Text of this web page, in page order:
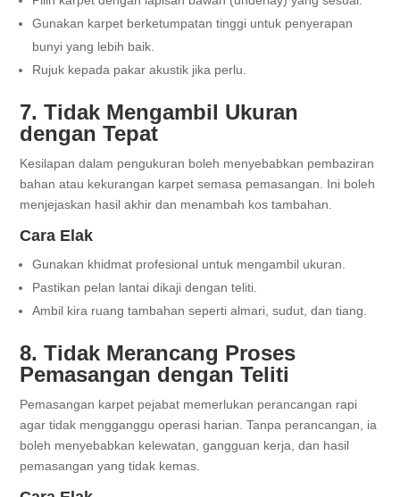
Gunakan karpet berketumpatan tinggi untuk penyerapan
bunyi yang lebih baik.
Rujuk kepada pakar akustik jika perlu.
7. Tidak Mengambil Ukuran
dengan Tepat
Kesilapan dalam pengukuran boleh menyebabkan pembaziran
bahan atau kekurangan karpet semasa pemasangan. Ini boleh
menjejaskan hasil akhir dan menambah kos tambahan.
Cara Elak
Gunakan khidmat profesional untuk mengambil ukuran.
Pastikan pelan lantai dikaji dengan teliti.
Ambil kira ruang tambahan seperti almari, sudut, dan tiang.
8. Tidak Merancang Proses
Pemasangan dengan Teliti
Pemasangan karpet pejabat memerlukan perancangan rapi
agar tidak mengganggu operasi harian. Tanpa perancangan, ia
boleh menyebabkan kelewatan, gangguan kerja, dan hasil
pemasangan yang tidak kemas.